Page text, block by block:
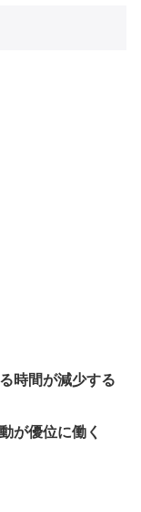
時間が減少する
が優位に働く